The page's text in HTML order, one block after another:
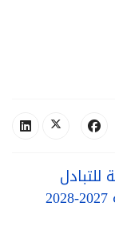
للتبادل